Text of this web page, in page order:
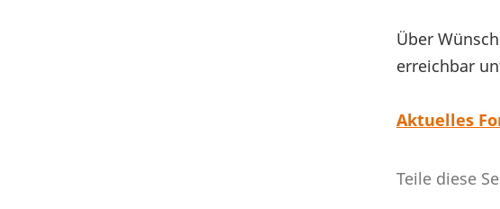
Über
erreichbar
Aktuelles
Teile diese